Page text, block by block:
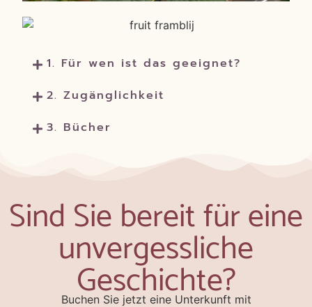
1. Für wen ist das geeignet?
2. Zugänglichkeit
3. Bücher
Sind Sie bereit für eine
unvergessliche
Geschichte?
Buchen Sie jetzt eine Unterkunft mit